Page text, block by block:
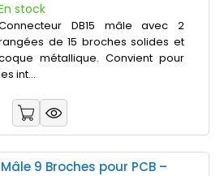
stock
DB15 mâle avec 2
de 15 broches solides et
métallique. Convient pour
int...
9 Broches pour PCB –